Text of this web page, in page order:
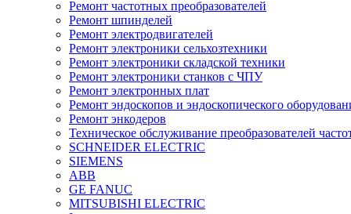
Ремонт частотных преобразователей
Ремонт шпинделей
Ремонт электродвигателей
Ремонт электроники сельхозтехники
Ремонт электроники складской техники
Ремонт электроники станков с ЧПУ
Ремонт электронных плат
Ремонт эндоскопов и эндоскопического
Ремонт энкодеров
Техническое обслуживание преобразователей
SCHNEIDER ELECTRIC
SIEMENS
ABB
GE FANUC
MITSUBISHI ELECTRIC